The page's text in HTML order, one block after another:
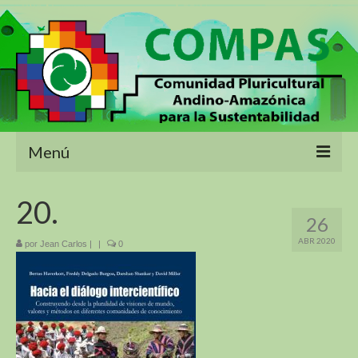
Menú
Sobre Nosotros
Biodiversidad de las montañas y los Objetivos
de Desarrollo Sostenible
Sustentabilidad Alimentaria En America Del
26
ABR 2020
20.
por Jean Carlos 0